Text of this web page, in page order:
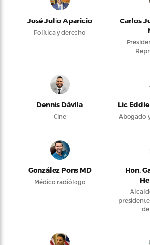
José Julio Aparicio
Política y derecho
Carlos
Dennis Dávila
Cine
Lic
Abogado
González Pons MD
Médico radiólogo
Hon.